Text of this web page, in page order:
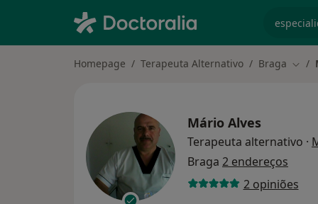
Homepage Terapeuta Alternativo Braga
Mário Alves
Terapeuta alternativo ·
Braga 2 endereços
2 opiniões